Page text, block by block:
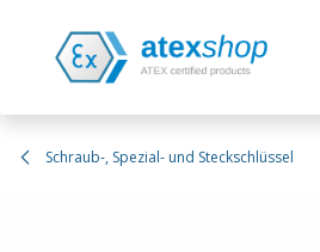
Schraub-, Spezial- und Steckschlüssel